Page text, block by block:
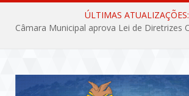
ÚLTIMAS ATUALIZAÇÕES: